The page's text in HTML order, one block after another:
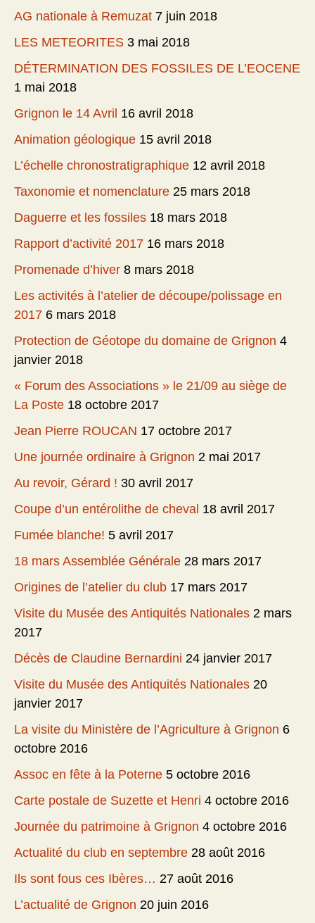
AG nationale à Remuzat 7 juin 2018
LES METEORITES 3 mai 2018
DÉTERMINATION DES FOSSILES DE L’EOCENE
1 mai 2018
Grignon le 14 Avril 16 avril 2018
Animation géologique 15 avril 2018
L’échelle chronostratigraphique 12 avril 2018
Taxonomie et nomenclature 25 mars 2018
Daguerre et les fossiles 18 mars 2018
Rapport d’activité 2017 16 mars 2018
Promenade d’hiver 8 mars 2018
Les activités à l’atelier de découpe/polissage en
2017 6 mars 2018
Protection de Géotope du domaine de Grignon 4
janvier 2018
« Forum des Associations » le 21/09 au siège de
La Poste 18 octobre 2017
Jean Pierre ROUCAN 17 octobre 2017
Une journée ordinaire à Grignon 2 mai 2017
Au revoir, Gérard ! 30 avril 2017
Coupe d’un entérolithe de cheval 18 avril 2017
Fumée blanche! 5 avril 2017
18 mars Assemblée Générale 28 mars 2017
Origines de l’atelier du club 17 mars 2017
Visite du Musée des Antiquités Nationales 2 mars
2017
Décès de Claudine Bernardini 24 janvier 2017
Visite du Musée des Antiquités Nationales 20
janvier 2017
La visite du Ministère de l’Agriculture à Grignon 6
octobre 2016
Assoc en fête à la Poterne 5 octobre 2016
Carte postale de Suzette et Henri 4 octobre 2016
Journée du patrimoine à Grignon 4 octobre 2016
Actualité du club en septembre 28 août 2016
Ils sont fous ces Ibères… 27 août 2016
L’actualité de Grignon 20 juin 2016